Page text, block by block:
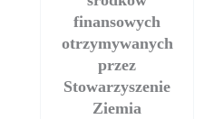
finansowych
otrzymywanych
przez
Stowarzyszenie
Ziemia